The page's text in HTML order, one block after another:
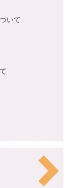
いて